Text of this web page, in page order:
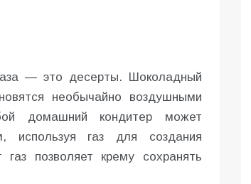
— это десерты. Шоколадный
необычайно воздушными
домашний кондитер может
используя газ для создания
позволяет крему сохранять